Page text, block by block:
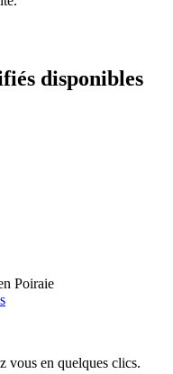
disponibles
Poiraie
vous en quelques clics.